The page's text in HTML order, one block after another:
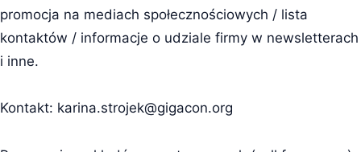
promocja na mediach społecznościowych / lista
kontaktów / informacje o udziale firmy w newsletterach
i inne.
Kontakt: karina.strojek@gigacon.org